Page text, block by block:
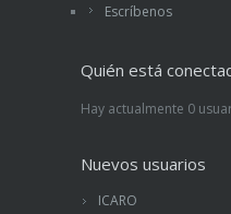
Escríbenos
Quién está
Hay actualmente 0
Nuevos usuarios
ICARO